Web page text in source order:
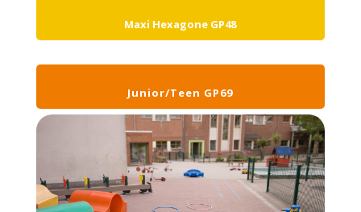
Maxi Hexagone GP48
Junior/Teen GP69